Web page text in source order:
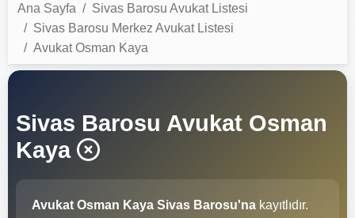
Ana Sayfa
Sivas Barosu Avukat Listesi
Sivas Barosu Merkez Avukat Listesi
Avukat Osman Kaya
Sivas Barosu Avukat Osman
Kaya
Avukat Osman Kaya Sivas Barosu'na kayıtlıdır.